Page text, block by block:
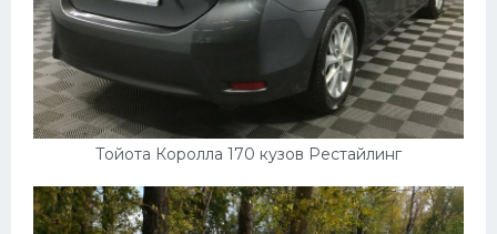
Тойота Королла 170 кузов Рестайлинг